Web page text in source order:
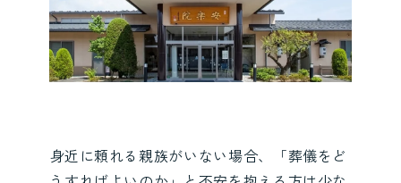
身近に頼れる親族がいない場合、「葬儀をど